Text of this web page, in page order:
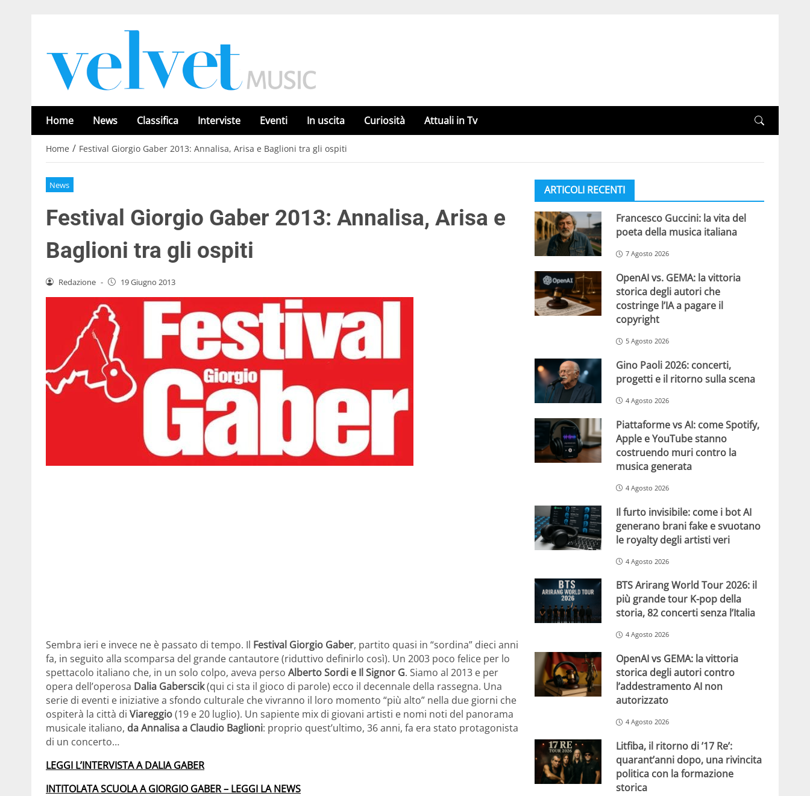
Home News Classifica Interviste Eventi In uscita Curiosità Attuali in Tv
Home / Festival Giorgio Gaber 2013: Annalisa, Arisa e Baglioni tra gli ospiti
News
Festival Giorgio Gaber 2013: Annalisa, Arisa e
Baglioni tra gli ospiti
Redazione - 19 Giugno 2013
Sembra ieri e invece ne è passato di tempo. Il Festival Giorgio Gaber, partito quasi in “sordina” dieci anni
fa, in seguito alla scomparsa del grande cantautore (riduttivo definirlo così). Un 2003 poco felice per lo
spettacolo italiano che, in un solo colpo, aveva perso Alberto Sordi e Il Signor G. Siamo al 2013 e per
opera dell’operosa Dalia Gaberscik(qui ci sta il gioco di parole) ecco il decennale della rassegna. Una
serie di eventi e iniziative a sfondo culturale che vivranno il loro momento “più alto” nella due giorni che
ospiterà la città di Viareggio(19 e 20 luglio). Un sapiente mix di giovani artisti e nomi noti del panorama
musicale italiano, da Annalisa a Claudio Baglioni: proprio quest’ultimo, 36 anni, fa era stato protagonista
di un concerto…
LEGGI L’INTERVISTA A DALIA GABER
INTITOLATA SCUOLA A GIORGIO GABER – LEGGI LA NEWS
ARTICOLI RECENTI
Francesco Guccini: la vita del
poeta della musica italiana
7 Agosto 2026
OpenAI vs. GEMA: la vittoria
storica degli autori che
costringe l’IA a pagare il
copyright
5 Agosto 2026
Gino Paoli 2026: concerti,
progetti e il ritorno sulla scena
4 Agosto 2026
Piattaforme vs AI: come Spotify,
Apple e YouTube stanno
costruendo muri contro la
musica generata
4 Agosto 2026
Il furto invisibile: come i bot AI
generano brani fake e svuotano
le royalty degli artisti veri
4 Agosto 2026
BTS Arirang World Tour 2026: il
più grande tour K-pop della
storia, 82 concerti senza l’Italia
4 Agosto 2026
OpenAI vs GEMA: la vittoria
storica degli autori contro
l’addestramento AI non
autorizzato
4 Agosto 2026
Litfiba, il ritorno di ’17 Re’:
quarant’anni dopo, una rivincita
politica con la formazione
storica